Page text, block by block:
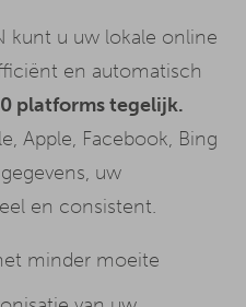
kunt u uw lokale online
en automatisch
platforms tegelijk.
Apple, Facebook, Bing
uw
en consistent.
minder moeite